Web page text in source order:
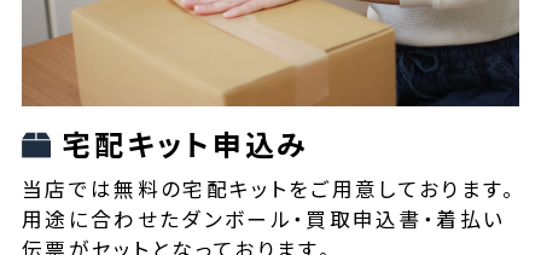
宅配キット申込み
当店では無料の宅配キットをご用意しております。
用途に合わせたダンボール・買取申込書・着払い
伝票がセットとなっております。